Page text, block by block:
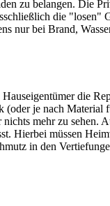
zu belangen. Die
die
nur bei Brand,
die
je nach
mehr zu
Hierbei müssen
in den